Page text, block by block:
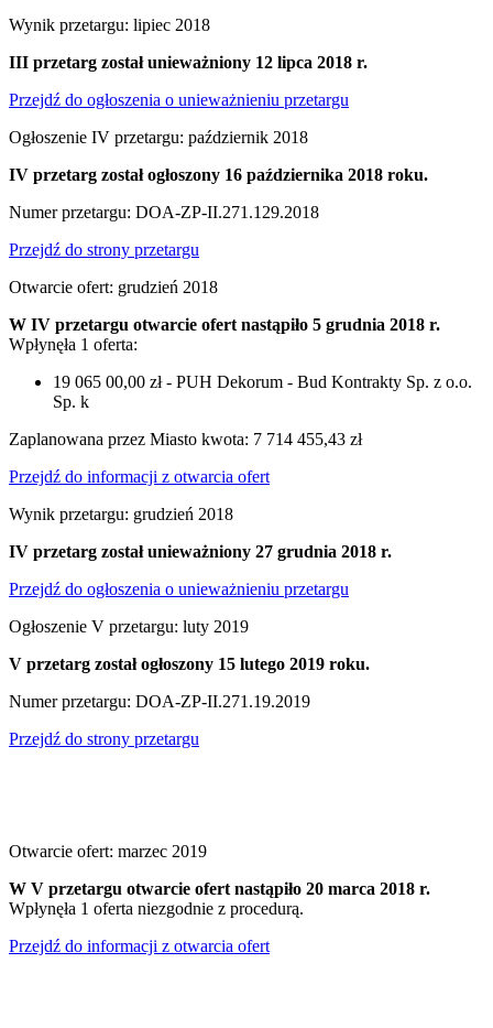
Wynik przetargu: lipiec 2018
III przetarg został unieważniony 12 lipca 2018 r.
Przejdź do ogłoszenia o unieważnieniu przetargu
Ogłoszenie IV przetargu: październik 2018
IV przetarg został ogłoszony 16 października 2018 roku.
Numer przetargu: DOA-ZP-II.271.129.2018
Przejdź do strony przetargu
Otwarcie ofert: grudzień 2018
W IV przetargu otwarcie ofert nastąpiło 5 grudnia 2018 r.
Wpłynęła 1 oferta:
19 065 00,00 zł - PUH Dekorum - Bud Kontrakty Sp. z o.o.
Sp. k
Zaplanowana przez Miasto kwota: 7 714 455,43 zł
Przejdź do informacji z otwarcia ofert
Wynik przetargu: grudzień 2018
IV przetarg został unieważniony 27 grudnia 2018 r.
Przejdź do ogłoszenia o unieważnieniu przetargu
Ogłoszenie V przetargu: luty 2019
V przetarg został ogłoszony 15 lutego 2019 roku.
Numer przetargu: DOA-ZP-II.271.19.2019
Przejdź do strony przetargu
Otwarcie ofert: marzec 2019
W V przetargu otwarcie ofert nastąpiło 20 marca 2018 r.
Wpłynęła 1 oferta niezgodnie z procedurą.
Przejdź do informacji z otwarcia ofert